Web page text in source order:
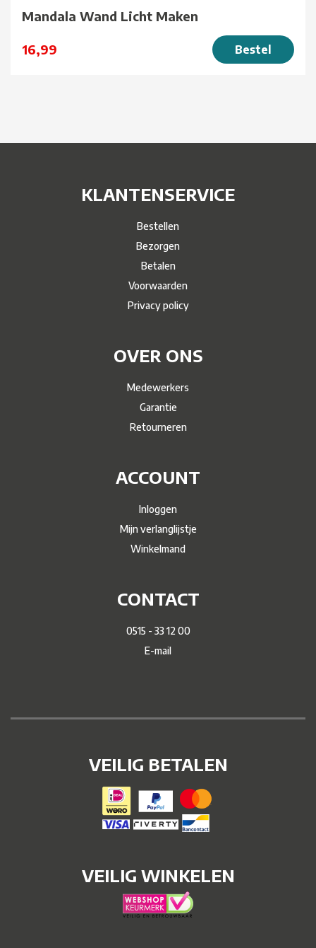
Mandala Wand Licht Maken
16,99 Bestel
KLANTENSERVICE
Bestellen
Bezorgen
Betalen
Voorwaarden
Privacy policy
OVER ONS
Medewerkers
Garantie
Retourneren
ACCOUNT
Inloggen
Mijn verlanglijstje
Winkelmand
CONTACT
0515 - 33 12 00
E-mail
VEILIG BETALEN
VEILIG WINKELEN